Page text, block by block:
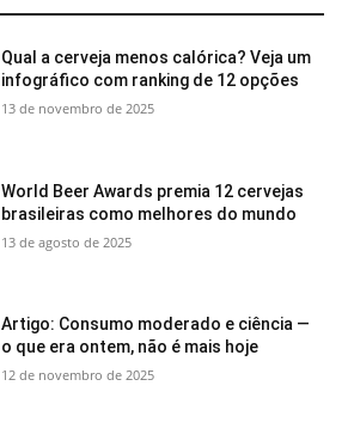
Qual a cerveja menos calórica? Veja um
infográfico com ranking de 12 opções
13 de novembro de 2025
World Beer Awards premia 12 cervejas
brasileiras como melhores do mundo
13 de agosto de 2025
Artigo: Consumo moderado e ciência —
o que era ontem, não é mais hoje
12 de novembro de 2025